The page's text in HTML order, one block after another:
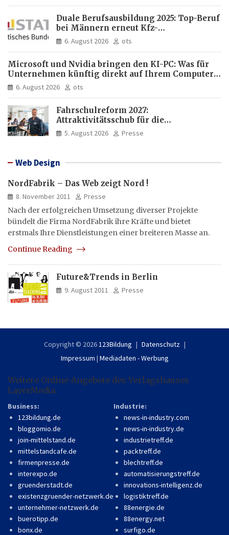
Duale Berufsausbildung 2025: Top-Beruf
bei Männern erneut Kfz-
Mechatroniker, bei Frauen
medizinische Fachangestellte
6. August 2026 ots
Microsoft und Nvidia bringen den KI-PC: Was für
Unternehmen künftig direkt auf Ihrem Computer
läuft und was weiter in der Cloud bleibt
6. August 2026 ots
Fahrschulreform 2027:
Attraktivitätsschub für die
Fahrlehrerausbildung
5. August 2026 Presse
Web Design
NordFabrik – Das Web zeigt Nord !
8. November 2011
Presse
Nach der erfolgreichen Umsetzung diverser Projekte
bündelt die Firma NordFabrik ihre Kräfte und bietet
erstmals Ihre Dienstleistungen einer breiteren Masse an.
Continue Reading
Future&Trends in Berlin
9. August 2011 Presse
Copyright © 2026 123Bildung
Datenschutz
Impressum | Mediadaten - Werbung
Weitere Online-Angebote des Verlagshauses
LayerMedia:
Business:
123bildung.de
bloggomio.de
join-mittelstand.de
mittelstandcafe.de
firmenpresse.de
interexpo.de
gruenderstadt.de
existenzgruender-netzwerk.de
unternehmer-netzwerk.de
buerotipp.de
bonx.de
Industrie:
news-in-industry.com
news-in-industry.de
industrietreff.de
packtreff.de
blechtreff.de
automatisierungstreff.de
innovations-intelligenz.de
logistiktreff.de
88energie.de
88energy.net
surfigo.de